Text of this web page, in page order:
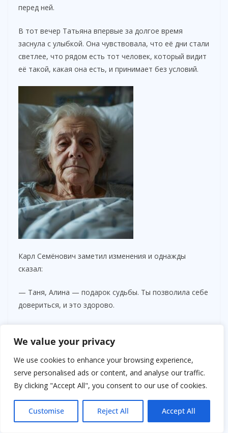
We value your privacy
We use cookies to enhance your browsing experience,
serve personalised ads or content, and analyse our traffic.
By clicking "Accept All", you consent to our use of cookies.
Customise Reject All Accept All
перед ней.
В тот вечер Татьяна впервые за долгое время
заснула с улыбкой. Она чувствовала, что её дни стали
светлее, что рядом есть тот человек, который видит
её такой, какая она есть, и принимает без условий.
Карл Семёнович заметил изменения и однажды
сказал:
— Таня, Алина — подарок судьбы. Ты позволила себе
довериться, и это здорово.
не знаю, что будет завтра.
Алина стала не только помощницей, но и настоящим
другом. Она иногда приносила свежие цветы,
рассказывала о своих мечтах, о том, что хочет стать
учителем и помогать детям. Татьяна вдохновлялась
её молодостью и энергией, словно сама снова